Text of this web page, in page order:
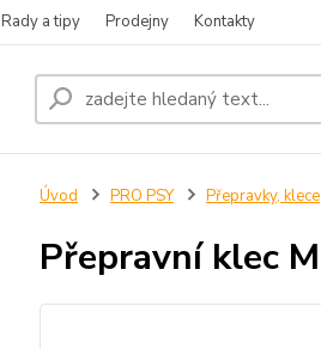
Rady a tipy Prodejny Kontakty
Úvod PRO PSY Přepravky, klece
Přepravní klec M